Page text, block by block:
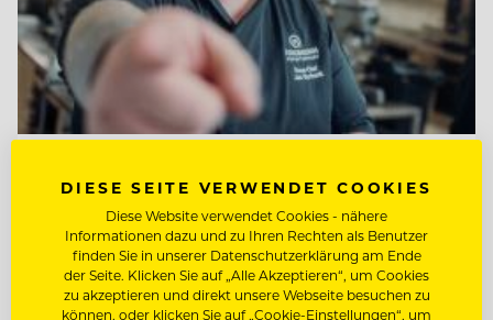
Jungbrunn - Der Gutzeitort
6675 Tannheim/Tirol, Österreich
DIESE SEITE VERWENDET COOKIES
Diese Website verwendet Cookies - nähere
Informationen dazu und zu Ihren Rechten als Benutzer
finden Sie in unserer Datenschutzerklärung am Ende
der Seite. Klicken Sie auf „Alle Akzeptieren“, um Cookies
zu akzeptieren und direkt unsere Webseite besuchen zu
können, oder klicken Sie auf „Cookie-Einstellungen“, um